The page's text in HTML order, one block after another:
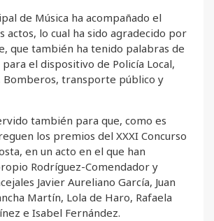
de Música ha acompañado el
actos, lo cual ha sido agradecido por
que también ha tenido palabras de
el dispositivo de Policía Local,
Bomberos, transporte público y
también para que, como es
los premios del XXXI Concurso
en un acto en el que han
Rodríguez-Comendador y
Javier Aureliano García, Juan
Martín, Lola de Haro, Rafaela
e Isabel Fernández.